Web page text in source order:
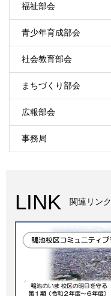
福祉部会
青少年育成部会
社会教育部会
まちづくり部会
広報部会
事務局
LINK 関連リンク